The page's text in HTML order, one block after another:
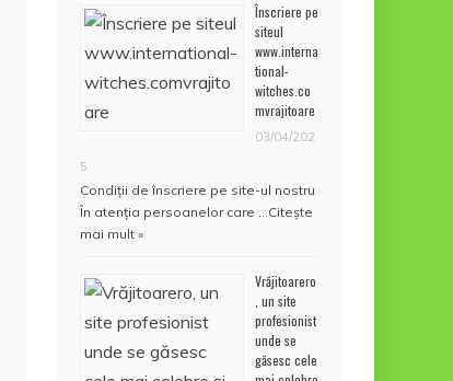
Înscriere pe
siteul
www.interna
tional-
witches.co
mvrajitoare
03/04/202
5
Condiţii de înscriere pe site-ul nostru
În atenţia persoanelor care … Citește
mai mult »
Vrăjitoarero
, un site
profesionist
unde se
găsesc cele